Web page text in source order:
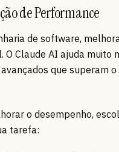
de Performance
de software,
O Claude AI ajuda muito
que superam o
o desempenho,
tarefa: